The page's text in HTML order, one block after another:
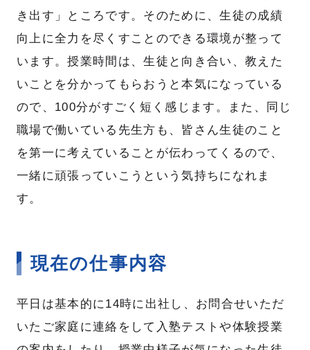
き出す」ところです。そのために、生徒の成績
向上に全力を尽くすことのできる環境が整って
います。授業時間は、生徒と向き合い、教えた
いことを分かってもらおうと本気になっている
ので、100分がすごく短く感じます。また、同じ
職場で働いている先生方も、皆さん生徒のこと
を第一に考えていることが伝わってくるので、
一緒に頑張っていこうという気持ちになれま
す。
現在の仕事内容
平日は基本的に14時に出社し、お問合せいただ
いたご家庭に連絡をして入塾テストや体験授業
お知らせ お問い合わせ
プライバシーポリシー
RECRUITING SITE